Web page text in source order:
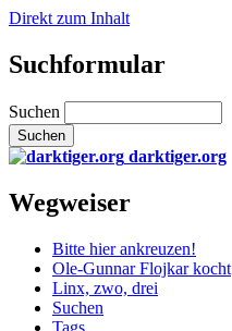
Direkt zum Inhalt
Suchformular
Suchen
darktiger.org
Wegweiser
Bitte hier ankreuzen!
Ole-Gunnar Flojkar kocht
Linx, zwo, drei
Suchen
Tags